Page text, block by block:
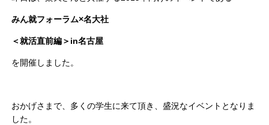
みん就フォーラム×名大社
＜就活直前編＞in名古屋
を開催しました。
おかげさまで、多くの学生に来て頂き、盛況なイベントとなりま
した。